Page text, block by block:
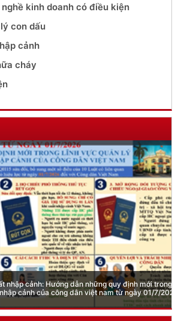
kinh doanh có điều kiện
con dấu
cảnh
cháy
cảnh: Hướng dẫn những quy định mới trong lĩnh
cảnh của công dân việt nam từ ngày 01/7/2026